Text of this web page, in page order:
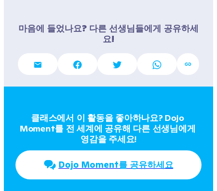
마음에 들었나요? 다른 선생님들에게 공유하세
요!
클래스에서 이 활동을 좋아하나요? Dojo
Moment를 전 세계에 공유해 다른 선생님에게
영감을 주세요!
Dojo Moment를 공유하세요